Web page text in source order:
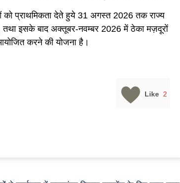
को प्राथमिकता देते हुये 31 अगस्त 2026 तक राज्य
इसके बाद अक्तूबर-नवम्बर 2026 में ठेका मज़दूरों
करने की योजना है।
Like 2